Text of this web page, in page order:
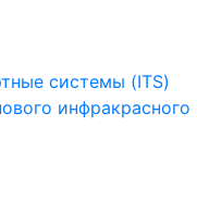
системы (ITS)
инфракрасного